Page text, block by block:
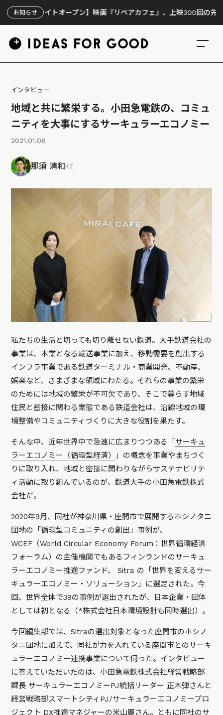
お知らせ
イトオープン】映画『リペアカフェ』、上映300回の先で見えてきた
インタビュー
地域と共に繁栄する。小田急電鉄の、コミュ
ニティを大事にするサーキュラーエコノミー
2021.01.06
那須 清和KZ
私たちの生活と切っても切り離せない鉄道。大手鉄道会社の
事業は、本業となる輸送事業に加え、移動需要を創出する
インフラ事業である鉄道ターミナル・商業開発、不動産、
娯楽など、さまざまな領域にわたる。それらの事業の繁栄
のためには地域の繁栄が不可欠であり、そこで暮らす地域
住民と密接に関わる業態である鉄道会社は、沿線地域の環
境整備やコミュニティづくりに大きな役割を果たす。
そんな中、近年世界中で急速に広まりつつある「 サーキュ
ラーエコノミー（循環型経済）
」の概念を事業やまちづく
りに取り入れ、地域と密接に関わりながらサステナビリテ
ィ活動に取り組んでいるのが、鉄道大手の小田急電鉄株式
会社だ。
2020年9月、同社が神奈川県・座間市で展開するホシノタニ
団地の「循環型コミュニティの創出」事例が、
WCEF（World Circular Economy Forum：世界循環経済
フォーラム）の主催機関でもあるフィンランドのサーキュ
ラーエコノミー推進ファンド、 Sitra の「世界を変えるサー
キュラーエコノミー・ソリューション」に選定された。今
回、世界全体で39の事例が選出されたが、日本企業・団体
としては初となる（*株式会社日本環境設計も同時選出）。
今回編集部では、Sitraの選出対象となった座間市のホシノ
タニ団地に加えて、同社が力を入れている座間市とのサーキ
ュラーエコノミー連携事業について伺った。インタビュー
に答えていただいたのは、小田急電鉄株式会社経営戦略部
課長 サーキュラーエコノミーPJ統括リーダー 正木弾さんと
経営戦略部スマートシティPJ/サーキュラーエコノミープロ
ジェクト DX推進マネジャーの米山麗さん。ともに同社のサ